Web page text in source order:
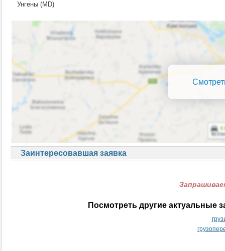
Унгены (MD)
Заинтересовавшая заявка
Посмотреть другие актуальные